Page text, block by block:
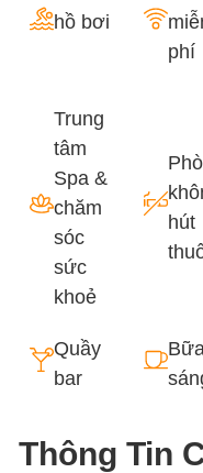
hồ bơi
phí
Trung
tâm
Spa &
chăm
sóc
sức
khoẻ
hút
Quầy
bar
Bữa
Thông Tin